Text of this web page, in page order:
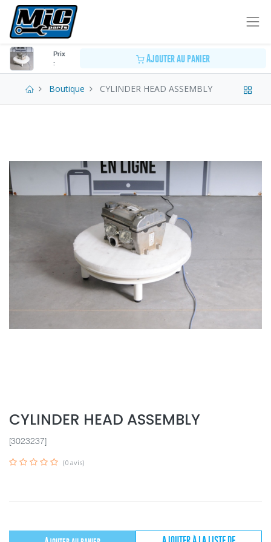
Prix
:
Ajouter au panier
Boutique CYLINDER HEAD ASSEMBLY
CYLINDER HEAD ASSEMBLY
[3023237]
(0 avis)